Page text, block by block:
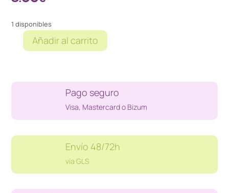
1 disponibles
LA
DE
HOMBRE
Añadir al carrito
Pago seguro
Visa, Mastercard o Bizum
Envío 48/72h
vía GLS